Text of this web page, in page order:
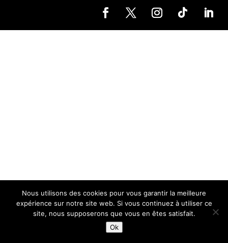
Nous utilisons des cookies pour vous garantir la meilleure
expérience sur notre site web. Si vous continuez à utiliser ce
site, nous supposerons que vous en êtes satisfait.
Ok